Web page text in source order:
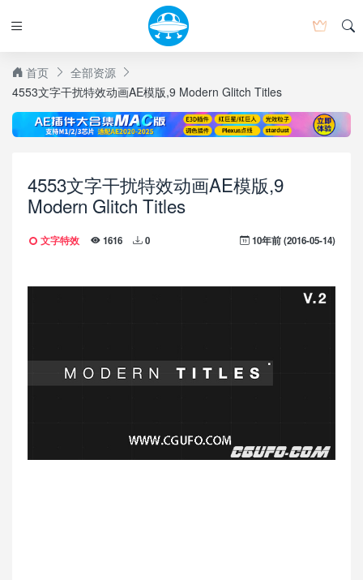
首页
全部资源
4553文字干扰特效动画AE模版,9 Modern Glitch Titles
4553文字干扰特效动画AE模版,9
Modern Glitch Titles
文字特效 1616 0 10年前 (2016-05-14)